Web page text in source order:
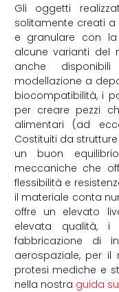
Gli oggetti
solitamente creati
e granulare con la
alcune varianti del
anche
modellazione a
biocompatibilità, i
per creare pezzi
alimentari (ad
Costituiti da
un buon
meccaniche che
flessibilità e
il materiale conta
offre un elevato
elevata qualità, i
fabbricazione di
aerospaziale, per
protesi mediche e
nella nostra guida